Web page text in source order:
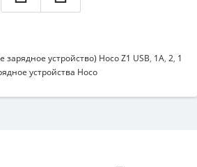
устройство) Hoco Z1 USB, 1A, 2, 1
устройства Hoco